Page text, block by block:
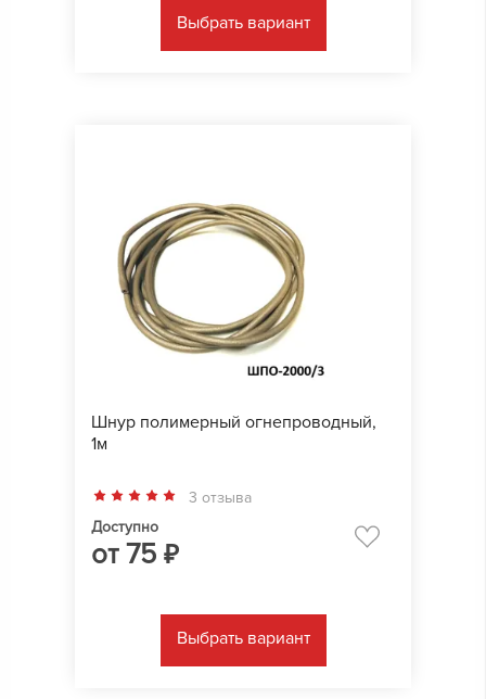
Выбрать вариант
Шнур полимерный огнепроводный,
1м
3 отзыва
Доступно
от75 ₽
Выбрать вариант